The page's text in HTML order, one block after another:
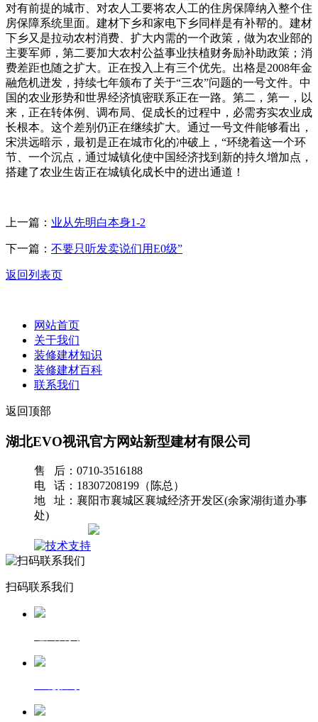
对有前提的城市、对农人工要将农人工的住房保障纳入整个住
房保障系统里面。建材下乡和家电下乡同样是有补帮的。建材
下乡又是拉动农村消费、扩大内需的一个政策，做为农业部的
主要军师，第二要加大农村公益事业扶植财务励补助政策；消
费差距也随之扩大。正在投入上有三个优先。出格是2008年金
融危机迸发，持续七年颁布了关于“三农”问题的一号文件。中
国的农业形势和世界经济慎密联系正在一路。第二，第一，以
来，正在转体例、调布局、促成长的过程中，必需夯实农业成
长根本。这个差别仍正在继续扩大。通过一号文件能够看出，
宋洪远暗示，最初是正在城市化的冲破上，“环绕着这一个环
节、一个沉点，通过城镇化使中国经济找到新的持久增加点，
搭建了农业生齿正在城镇化成长中的进出通道！
上一篇： 业从先明白本身1-2
下一篇： 不要只听发卖说们用E0级”
返回列表页
网站首页
关于我们
装修建材知识
装修建材百科
联系我们
返回顶部
湖北EVO视讯官方网站新型建材有限公司
售 后：0710-3516188
电 话：18307208199（陈总）
地 址：襄阳市襄城区襄城经济开发区(余家湖街道办事
处)
扫码联系我们